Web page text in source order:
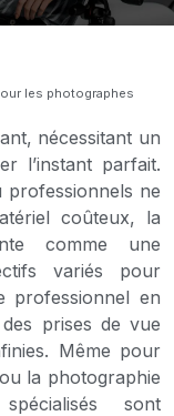
les photographes
nécessitant un
l’instant parfait.
ne
coûteux, la
comme une
variés pour
professionnel en
prises de vue
Même pour
la photographie
sont